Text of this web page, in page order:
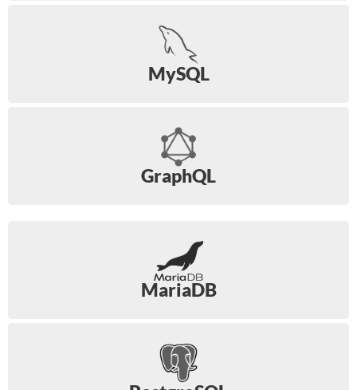
MySQL
GraphQL
MariaDB